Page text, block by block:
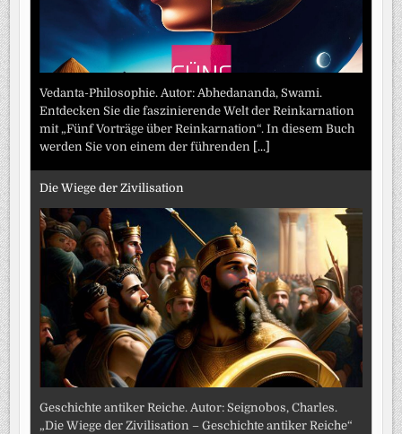
Vedanta-Philosophie. Autor: Abhedananda, Swami.
Entdecken Sie die faszinierende Welt der Reinkarnation
mit „Fünf Vorträge über Reinkarnation“. In diesem Buch
werden Sie von einem der führenden [...]
Die Wiege der Zivilisation
Geschichte antiker Reiche. Autor: Seignobos, Charles.
„Die Wiege der Zivilisation – Geschichte antiker Reiche“